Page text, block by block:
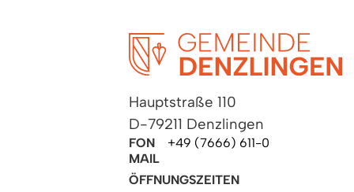
Hauptstraße 110
D-79211 Denzlingen
FON
+49 (7666) 611-0
MAIL
ÖFFNUNGSZEITEN